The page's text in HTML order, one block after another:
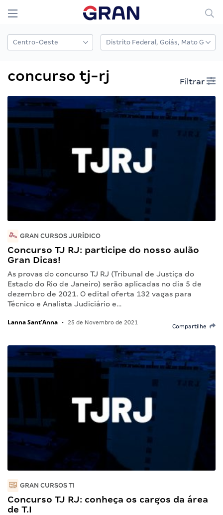
concurso tj-rj Filtrar
GRAN CURSOS JURÍDICO
Concurso TJ RJ: participe do nosso aulão
Gran Dicas!
As provas do concurso TJ RJ (Tribunal de Justiça do
Estado do Rio de Janeiro) serão aplicadas no dia 5 de
dezembro de 2021. O edital oferta 132 vagas para
Técnico e Analista Judiciário e…
Lanna Sant'Anna • 25 de Novembro de 2021
Compartilhe
GRAN CURSOS TI
Concurso TJ RJ: conheça os cargos da área
de T.I